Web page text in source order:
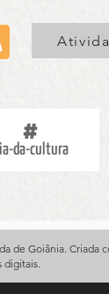
da-cultura
de Goiânia.
digitais.